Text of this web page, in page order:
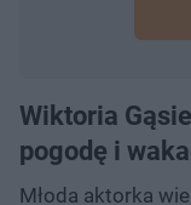
Wiktoria
pogodę i
Młoda aktorka